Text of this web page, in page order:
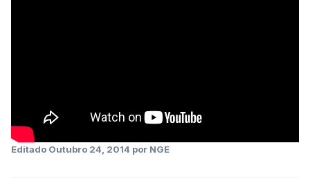
Editado Outubro 24, 2014 por NGE